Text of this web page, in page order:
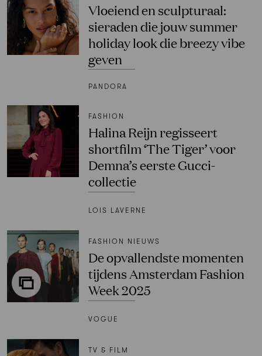
Vloeiend en sculpturaal:
sieraden die jouw summer
holiday look die breezy vibe
geven
PANDORA
FASHION
Halina Reijn regisseert
shortfilm ‘The Tiger’ voor
Demna’s eerste Gucci-
collectie
LOIS LAVERNE
FASHION NIEUWS
De opvallendste momenten
tijdens Amsterdam Fashion
Week 2025
VOGUE
TV & FILM